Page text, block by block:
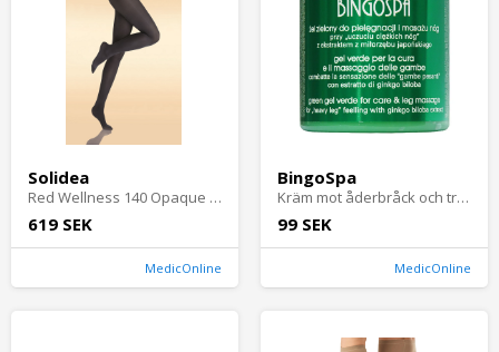
Solidea
Red Wellness 140 Opaque - Strumpbyxor mot celluliter
619 SEK
MedicOnline
BingoSpa
Kräm mot åderbråck och trötta ben - med hästkastanj & ginkgo biloba
99 SEK
MedicOnline